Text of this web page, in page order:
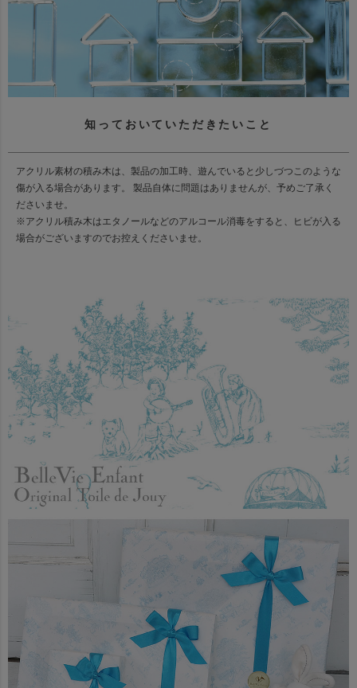
知っておいていただきたいこと
アクリル素材の積み木は、製品の加工時、遊んでいると少しづつこのような
傷が入る場合があります。 製品自体に問題はありませんが、予めご了承く
ださいませ。
※アクリル積み木はエタノールなどのアルコール消毒をすると、ヒビが入る
場合がございますのでお控えくださいませ。